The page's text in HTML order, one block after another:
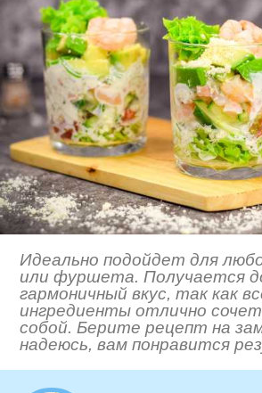
Идеально подойдет для
или фуршета. Получается
гармоничный вкус, так как
ингредиенты отлично
собой. Берите рецепт на
надеюсь, вам понравится